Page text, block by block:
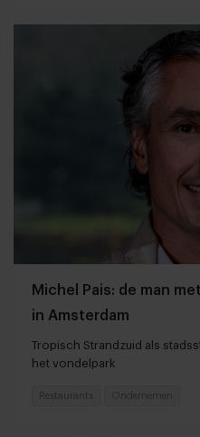
Michel Pais: de man
in Amsterdam
Tropisch Strandzuid als
het vondelpark
Restaurants Ondernemen